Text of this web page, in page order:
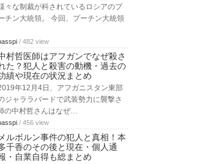
々な制裁が科されているロシアのプ
チン大統領。 今回、プーチン大統領
/ 482 view
村哲医師はアフガンでなぜ殺さ
た？犯人と殺害の動機・過去の
績や現在の状況まとめ
年12月4日、アフガニスタン東部
ジャララバードで武装勢力に襲撃さ
の中村哲さんはなぜ…
/ 456 view
メルボルン事件の犯人と真相！本
千香のその後と現在・個人通
・自業自得も総まとめ